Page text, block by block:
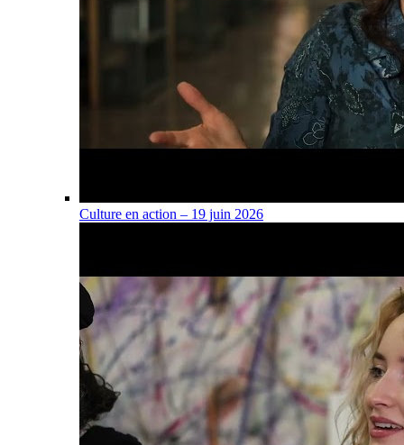
Culture en action – 19 juin 2026